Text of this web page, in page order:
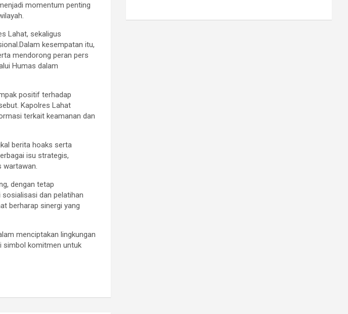
momentum penting
Lahat, sekaligus
kesempatan itu,
mendorong peran pers
Humas dalam
positif terhadap
Kapolres Lahat
terkait keamanan dan
berita hoaks serta
isu strategis,
wartawan.
dengan tetap
dan pelatihan
berharap sinergi yang
menciptakan lingkungan
simbol komitmen untuk